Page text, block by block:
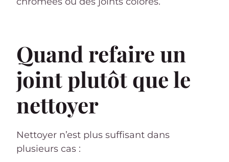
Quand refaire un
joint plutôt que le
nettoyer
Nettoyer n’est plus suffisant dans
plusieurs cas :